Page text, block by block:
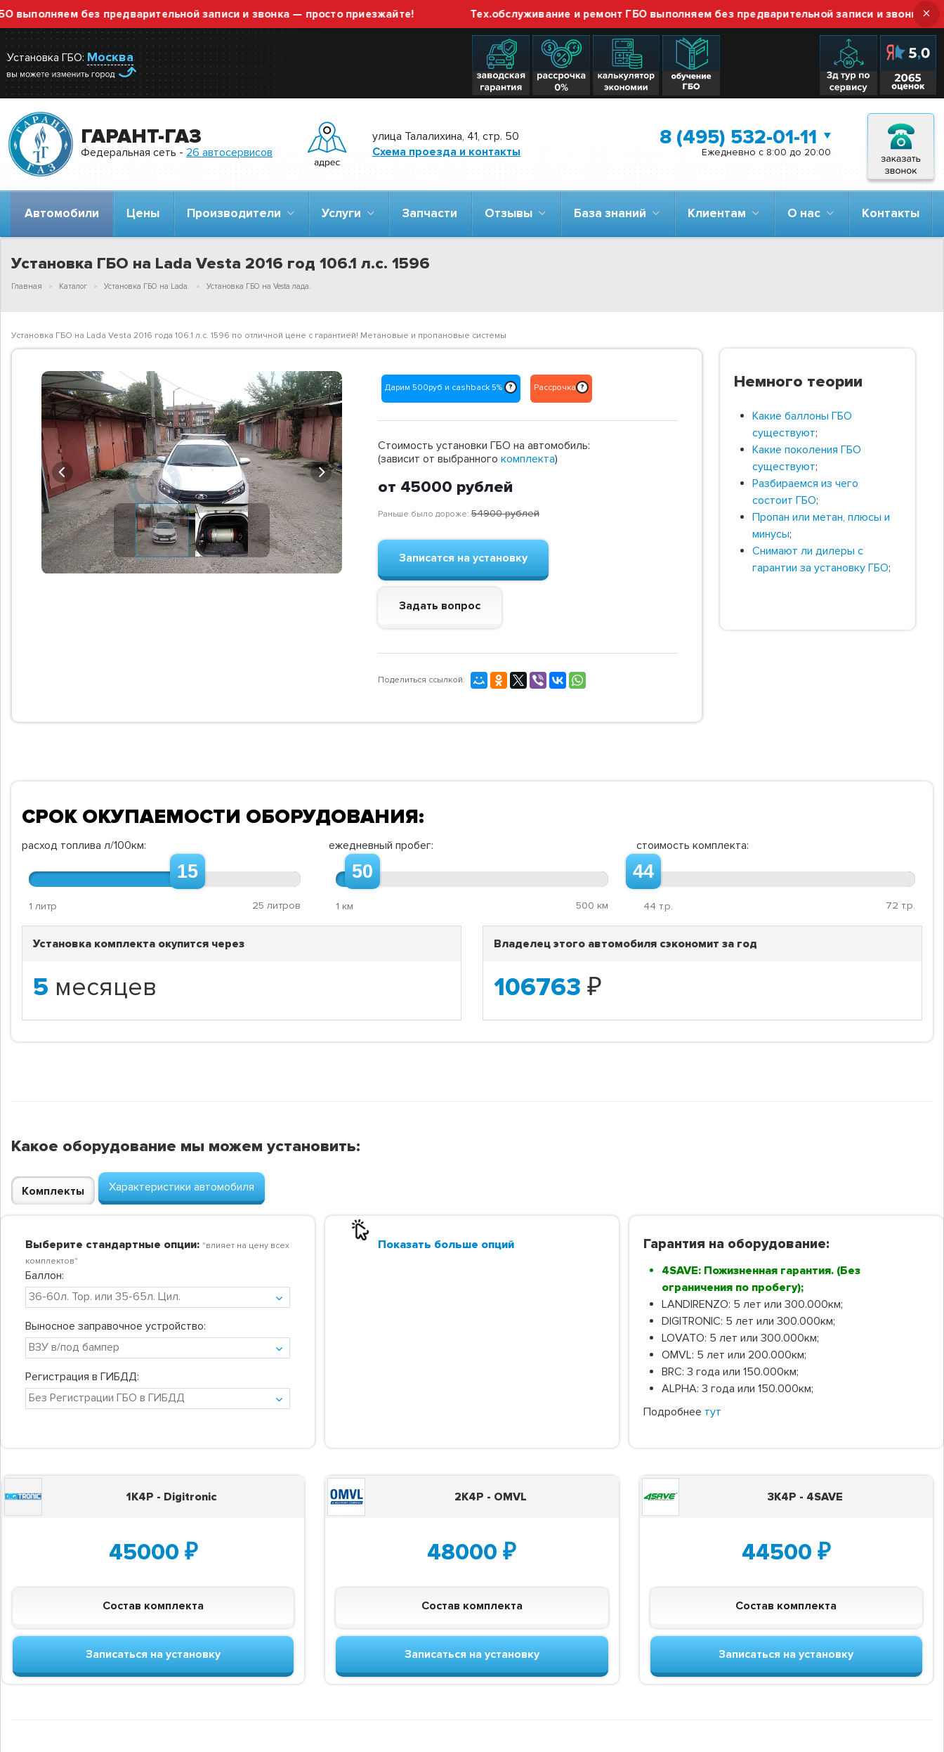
без предварительной записи и звонка — просто приезжайте! Тех.обслуживание и ремонт ГБО выполняем без предварительной записи и звонка — ×
Установка ГБО: Москва
ГАРАНТ-ГАЗ
Федеральная сеть - 26 автосервисов
улица Талалихина, 41, стр. 50
Схема проезда и контакты
8 (495) 532-01-11
Ежедневно с 8:00 до 20:00
Автомобили Цены Производители Услуги Запчасти Отзывы База знаний Клиентам О нас Контакты
Установка ГБО на Lada Vesta 2016 год 106.1 л.с. 1596
Главная Каталог Установка ГБО на Lada. Установка ГБО на Vesta лада.
Установка ГБО на Lada Vesta 2016 года 106.1 л.с. 1596 по отличной цене с гарантией! Метановые и пропановые системы
Previous Next
Дарим 500руб и cashback 5% ? Рассрочка ?
Стоимость установки ГБО на автомобиль:
(зависит от выбранного комплекта)
от 45000 рублей
Раньше было дороже: 54900рублей
Записатся на установку
Задать вопрос
Поделиться ссылкой:
Немного теории
Какие баллоны ГБО
существуют;
Какие поколения ГБО
существуют;
Разбираемся из чего
состоит ГБО;
Пропан или метан, плюсы и
минусы;
Снимают ли дилеры с
гарантии за установку ГБО;
СРОК ОКУПАЕМОСТИ ОБОРУДОВАНИЯ:
расход топлива л/100км:
15
1 литр 25 литров
ежедневный пробег:
50
1 км 500 км
стоимость комплекта:
44
44 т.р. 72 т.р.
Установка комплекта окупится через
5 месяцев
Владелец этого автомобиля сэкономит за год
106763 ₽
Какое оборудование мы можем установить:
Комплекты Характеристики автомобиля
Выберите стандартные опции: "влияет на цену всех
комплектов"
Баллон:
Выносное заправочное устройство:
Регистрация в ГИБДД:
Показать больше опций Гарантия на оборудование:
4SAVE: Пожизненная гарантия. (Без
ограничения по пробегу);
LANDIRENZO: 5 лет или 300.000км;
DIGITRONIC: 5 лет или 300.000км;
LOVATO: 5 лет или 300.000км;
OMVL: 5 лет или 200.000км;
BRC: 3 года или 150.000км;
ALPHA: 3 года или 150.000км;
Подробнее тут
1K4P - Digitronic
45000 ₽
Состав комплекта
Записаться на установку
2K4P - OMVL
48000 ₽
Состав комплекта
Записаться на установку
3K4P - 4SAVE
44500 ₽
Состав комплекта
Записаться на установку